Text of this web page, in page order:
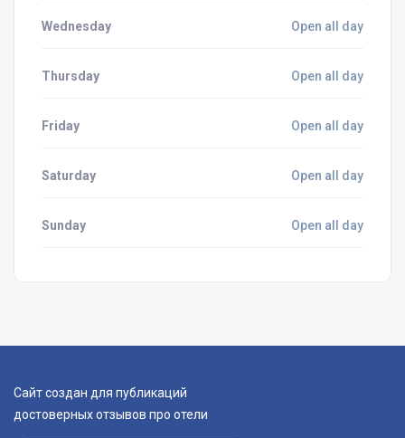
Wednesday Open all day
Thursday Open all day
Friday Open all day
Saturday Open all day
Sunday Open all day
Сайт создан для публикаций
достоверных отзывов про отели